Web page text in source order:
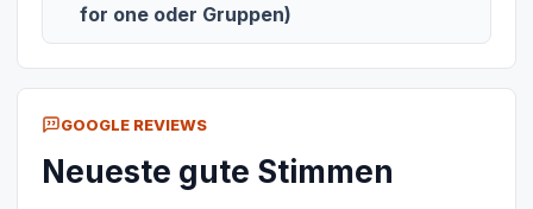
for one oder Gruppen)
GOOGLE REVIEWS
Neueste gute Stimmen